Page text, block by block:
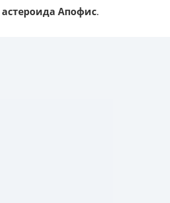
астероида Апофис.